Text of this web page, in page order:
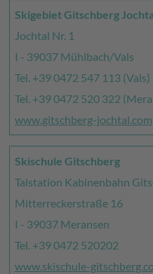
Skigebiet Gitschberg
Jochtal Nr. 1
I - 39037 Mühlbach/Vals
Tel. +39 0472 547 113 (Vals)
Tel. +39 0472 520 322
www.gitschberg-jochtal.com
Skischule Gitschberg
Talstation Kabinenbahn
Mitterreckerstraße 16
I - 39037 Meransen
Tel. +39 0472 520202
www.skischule-